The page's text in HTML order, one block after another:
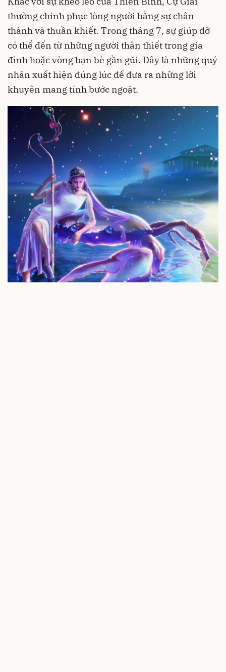
thường chinh phục lòng người bằng sự chân
thành và thuần khiết. Trong tháng 7, sự giúp đỡ
có thể đến từ những người thân thiết trong gia
đình hoặc vòng bạn bè gần gũi. Đây là những quý
nhân xuất hiện đúng lúc để đưa ra những lời
khuyên mang tính bước ngoặt.